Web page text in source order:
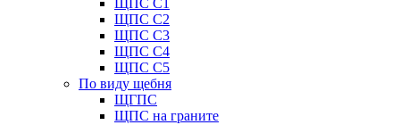
ЩПС С1
ЩПС С2
ЩПС С3
ЩПС С4
ЩПС С5
По виду щебня
ЩГПС
ЩПС на граните